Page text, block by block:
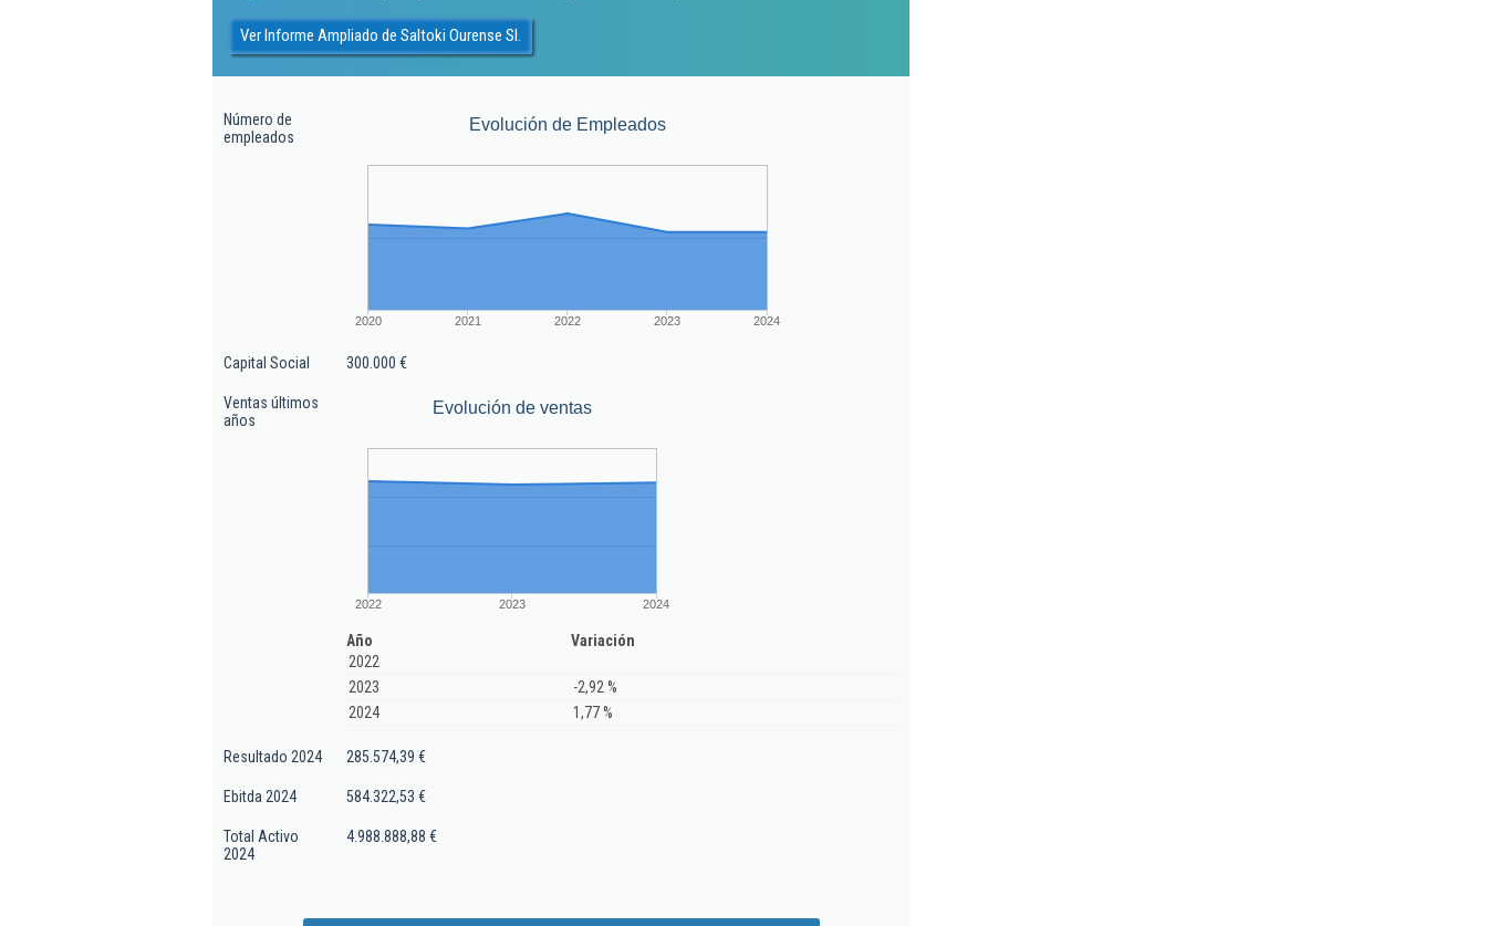
Ver Informe Ampliado de Saltoki Ourense Sl.
Número de
empleados
Evolución de Empleados
2020 2021 2022 2023 2024
Capital Social 300.000 €
Ventas últimos
años
Evolución de ventas
2022 2023 2024
Año
Variación
2022
2023
-2,92 %
2024
1,77 %
Resultado 2024 285.574,39 €
Ebitda 2024 584.322,53 €
Total Activo
2024
4.988.888,88 €